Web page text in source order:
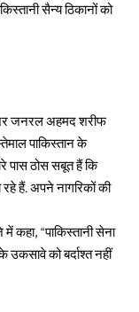
सैन्य ठिकानों को
जनरल अहमद शरीफ
पाकिस्तान के
पास ठोस सबूत हैं कि
हैं. अपने नागरिकों की
कहा, “पाकिस्तानी सेना
उकसावे को बर्दाश्त नहीं